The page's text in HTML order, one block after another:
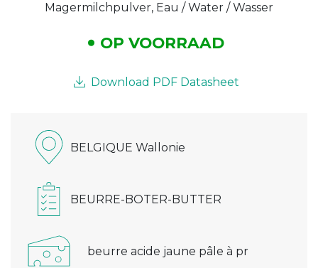
Magermilchpulver, Eau / Water / Wasser
OP VOORRAAD
Download PDF Datasheet
BELGIQUE Wallonie
BEURRE-BOTER-BUTTER
beurre acide jaune pâle à pr